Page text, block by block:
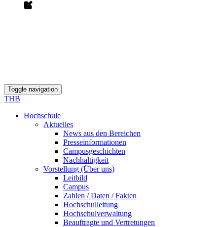
Toggle navigation
THB
Hochschule
Aktuelles
News aus den Bereichen
Presseinformationen
Campusgeschichten
Nachhaltigkeit
Vorstellung (Über uns)
Leitbild
Campus
Zahlen / Daten / Fakten
Hochschulleitung
Hochschulverwaltung
Beauftragte und Vertretungen